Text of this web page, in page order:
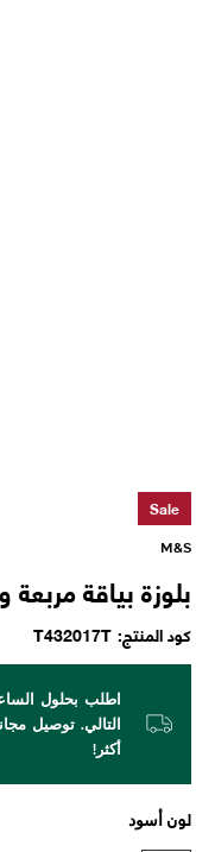
Sale
M&S
بلوزة بياقة
كود المنتج T432017T
أكثر!
لون أسود